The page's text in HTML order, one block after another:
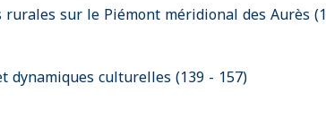
sur le Piémont méridional des Aurès
dynamiques culturelles (139 - 157)